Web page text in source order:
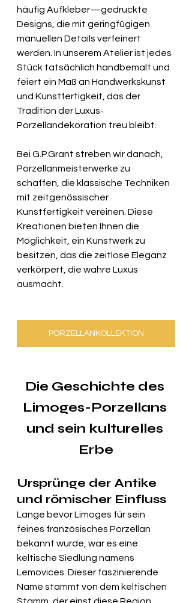
häufig Aufkleber—gedruckte
Designs, die mit geringfügigen
manuellen Details verfeinert
werden. In unserem Atelier ist jedes
Stück tatsächlich handbemalt und
feiert ein Maß an Handwerkskunst
und Kunstfertigkeit, das der
Tradition der Luxus-
Porzellandekoration treu bleibt.
Bei G.P.Grant streben wir danach,
Porzellanmeisterwerke zu
schaffen, die klassische Techniken
mit zeitgenössischer
Kunstfertigkeit vereinen. Diese
Kreationen bieten Ihnen die
Möglichkeit, ein Kunstwerk zu
besitzen, das die zeitlose Eleganz
verkörpert, die wahre Luxus
ausmacht.
PORZELLANKOLLEKTION
Die Geschichte des
Limoges-Porzellans
und sein kulturelles
Erbe
Ursprünge der Antike
und römischer Einfluss
Lange bevor Limoges für sein
feines französisches Porzellan
bekannt wurde, war es eine
keltische Siedlung namens
Lemovices. Dieser faszinierende
Name stammt von dem keltischen